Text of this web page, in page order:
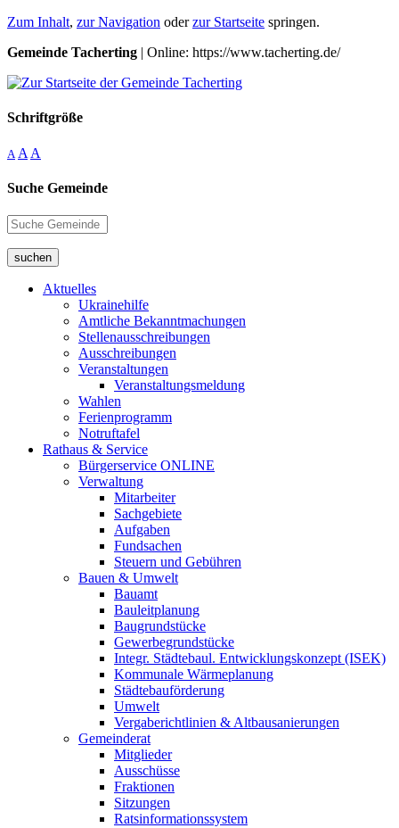
Zum Inhalt, zur Navigation oderzur Startseite springen.
Gemeinde Tacherting | Online: https://www.tacherting.de/
Schriftgröße
A A A
Suche Gemeinde
suchen
Aktuelles
Ukrainehilfe
Amtliche Bekanntmachungen
Stellenausschreibungen
Ausschreibungen
Veranstaltungen
Veranstaltungsmeldung
Wahlen
Ferienprogramm
Notruftafel
Rathaus & Service
Bürgerservice ONLINE
Verwaltung
Mitarbeiter
Sachgebiete
Aufgaben
Fundsachen
Steuern und Gebühren
Bauen & Umwelt
Bauamt
Bauleitplanung
Baugrundstücke
Gewerbegrundstücke
Integr. Städtebaul. Entwicklungskonzept (ISEK)
Kommunale Wärmeplanung
Städtebauförderung
Umwelt
Vergaberichtlinien & Altbausanierungen
Gemeinderat
Mitglieder
Ausschüsse
Fraktionen
Sitzungen
Ratsinformationssystem